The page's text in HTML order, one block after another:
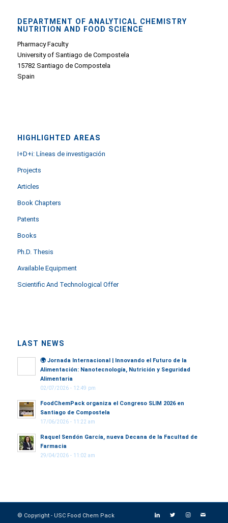
DEPARTMENT OF ANALYTICAL CHEMISTRY
NUTRITION AND FOOD SCIENCE
Pharmacy Faculty
University of Santiago de Compostela
15782 Santiago de Compostela
Spain
HIGHLIGHTED AREAS
I+D+i: Líneas de investigación
Projects
Articles
Book Chapters
Patents
Books
Ph.D. Thesis
Available Equipment
Scientific And Technological Offer
LAST NEWS
🌍 Jornada Internacional | Innovando el Futuro de la
Alimentación: Nanotecnología, Nutrición y Seguridad
Alimentaria
02/07/2026 - 12:49 pm
FoodChemPack organiza el Congreso SLIM 2026 en
Santiago de Compostela
17/06/2026 - 11:22 am
Raquel Sendón García, nueva Decana de la Facultad de
Farmacia
29/04/2026 - 11:02 am
© Copyright - USC Food Chem Pack